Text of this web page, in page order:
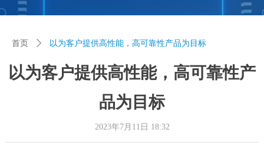
以为客户提供高性能，高可靠性产
品为目标
首页 ꄲ 以为客户提供高性能，高可靠性产品为目标
2023年7月11日 18:32